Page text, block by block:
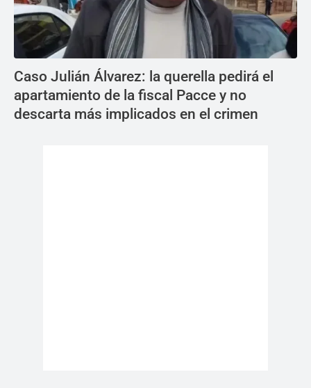
Caso Julián Álvarez: la querella pedirá el
apartamiento de la fiscal Pacce y no
descarta más implicados en el crimen